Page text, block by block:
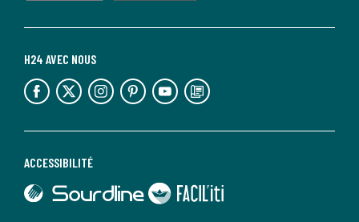
ACCESSIBILITÉ
lien vers Faciliti
H24 AVEC NOUS
lien vers l'espace réseaux sociaux lien vers l'espace réseaux sociaux lien vers l'espace réseaux sociaux lien vers l'espace réseaux sociaux lien vers l'espace réseaux sociaux lien vers le blog la redoute